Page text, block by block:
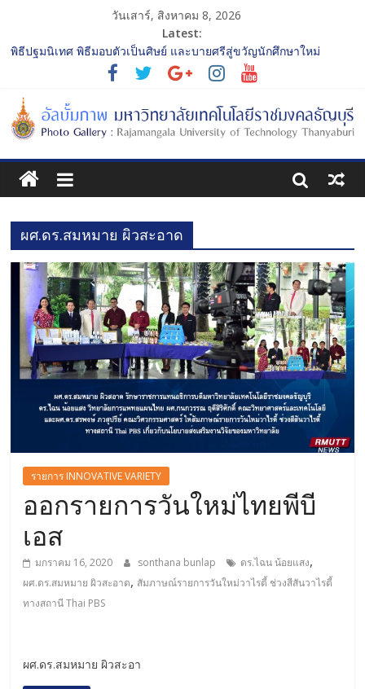
วันเสาร์, สิงหาคม 8, 2026
Latest:
พิธีปฐมนิเทศ พิธีมอบตัวเป็นศิษย์ และบายศรีสู่ขวัญนักศึกษาใหม่
ประจำปีการศึกษา 2568 รุ่นที่ 2
การประกวดทูตกิจกรรม ประจำปีการศึกษา 2568 “RMUTT Freshy
2025 Time to Nine-T”
โครงการแลกเปลี่ยนเรียนรู้บทบาทของกรรมการสภามหาวิทยาลัย
เทคโนโลยีราชมงคลธัญบุรี
รับน้องเข้าคณะศิลปกรรมศาสตร์ “โยนลูกรักษ์”
พิธีปฐมนิเทศ พิธีมอบตัวเป็นศิษย์ และบายศรีสู่ขวัญนักศึกษาใหม่
ประจำปีการศึกษา 2568 รุ่นที่ 3
ผศ.ดร.สมหมาย ผิวสะอาด
รายการ INNOVATIVE VARIETY
ออกรายการวันใหม่ไทยพีบี
เอส
มกราคม 16, 2020 sonthana bunlap ดร.ไฉน น้อยแสง,
ผศ.ดร.สมหมาย ผิวสะอาด, สัมภาษณ์รายการวันใหม่วาไรตี้ ช่วงสีสันวาไรตี้
ทางสถานี Thai PBS
ผศ.ดร.สมหมาย ผิวสะอา